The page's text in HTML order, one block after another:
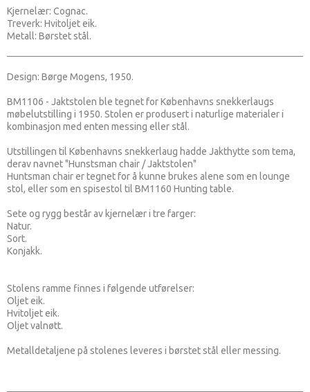
Kjernelær: Cognac.
Treverk: Hvitoljet eik.
Metall: Børstet stål.
Design: Børge Mogens, 1950.
BM1106 - Jaktstolen ble tegnet for Københavns snekkerlaugs
møbelutstilling i 1950. Stolen er produsert i naturlige materialer i
kombinasjon med enten messing eller stål.
Utstillingen til Københavns snekkerlaug hadde Jakthytte som tema,
derav navnet "Hunstsman chair / Jaktstolen"
Huntsman chair er tegnet for å kunne brukes alene som en lounge
stol, eller som en spisestol til BM1160 Hunting table.
Sete og rygg består av kjernelær i tre farger:
Natur.
Sort.
Konjakk.
Stolens ramme finnes i følgende utførelser:
Oljet eik.
Hvitoljet eik.
Oljet valnøtt.
Metalldetaljene på stolenes leveres i børstet stål eller messing.